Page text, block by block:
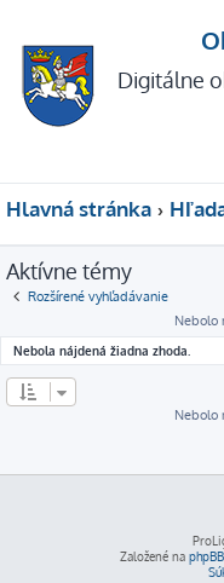
Digitálne
Hlavná stránka
Aktívne témy
Rozšírené vyhľadávanie
Nebolo
Nebola nájdená žiadna zhoda.
Nebolo
Založené na phpBB